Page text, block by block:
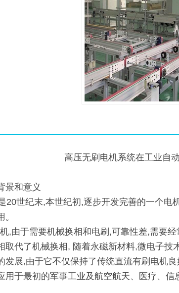
高压无刷电机系统在工业自
景和意义
世纪末,本世纪初,逐步开发完善的一个电
。
由于需要机械换相和电刷,可靠性差,需要
取代了机械换相, 随着永磁新材料,微电子
发展,由于它不仅保持了传统直流有刷电机
用于最初的军事工业及航空航天、医疗、信